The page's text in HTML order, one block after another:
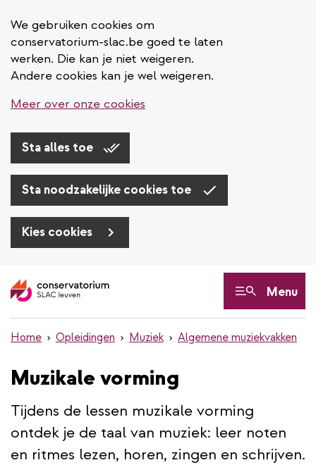
We gebruiken cookies om
conservatorium-slac.be goed te laten
werken. Die kan je niet weigeren.
Andere cookies kan je wel weigeren.
Meer over onze cookies
Sta alles toe
Sta noodzakelijke cookies toe
Kies cookies
en
inhoud
Menu
Home Opleidingen Muziek Algemene muziekvakken
Muzikale vorming
Tijdens de lessen muzikale vorming
ontdek je de taal van muziek: leer noten
en ritmes lezen, horen, zingen en schrijven.